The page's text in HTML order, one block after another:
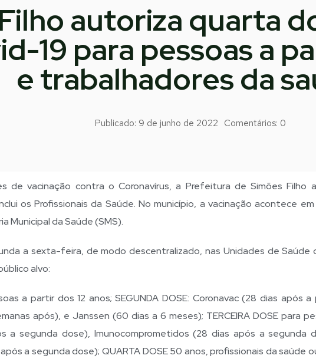
autoriza quarta
19 para pessoas a
e trabalhadores da
Publicado: 9 de junho de 2022 Comentários: 0
de vacinação contra o Coronavírus, a Prefeitura de Simões Filho
os Profissionais da Saúde. No município, a vacinação acontece
Municipal da Saúde (SMS).
a sexta-feira, de modo descentralizado, nas Unidades de Saúde
alvo:
a partir dos 12 anos; SEGUNDA DOSE: Coronavac (28 dias após a
após), e Janssen (60 dias a 6 meses); TERCEIRA DOSE para
a segunda dose), Imunocomprometidos (28 dias após a segunda
a segunda dose); QUARTA DOSE 50 anos, profissionais da saúde